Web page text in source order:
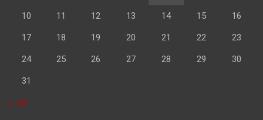
10 11 12 13 14 15 16
17 18 19 20 21 22 23
24 25 26 27 28 29 30
31
« Jul